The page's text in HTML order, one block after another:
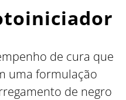
de cura que
uma formulação
de negro